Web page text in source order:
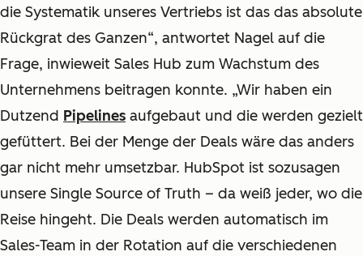
die Systematik unseres Vertriebs ist das das absolute
Rückgrat des Ganzen“, antwortet Nagel auf die
Frage, inwieweit Sales Hub zum Wachstum des
Unternehmens beitragen konnte. „Wir haben ein
Dutzend Pipelines aufgebaut und die werden gezielt
gefüttert. Bei der Menge der Deals wäre das anders
gar nicht mehr umsetzbar. HubSpot ist sozusagen
unsere Single Source of Truth – da weiß jeder, wo die
Reise hingeht. Die Deals werden automatisch im
Sales-Team in der Rotation auf die verschiedenen